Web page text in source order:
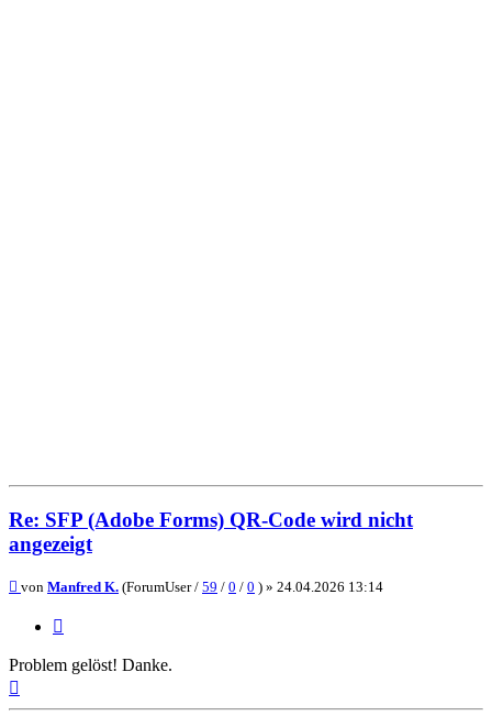
Re: SFP (Adobe Forms) QR-Code wird nicht
angezeigt
Beitrag
von Manfred K. (ForumUser / 59 / 0 / 0 ) » 24.04.2026 13:14
Problem gelöst! Danke.